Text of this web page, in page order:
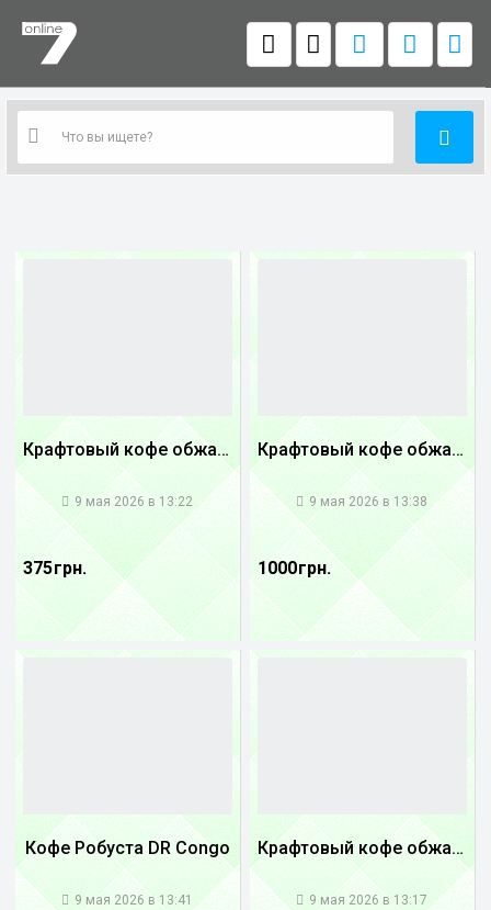
Крафтовый кофе обжареный купаж арабики 5...
9 мая 2026 в 13:22
375 грн.
Крафтовый кофе обжареный Танзания
9 мая 2026 в 13:38
1000 грн.
Кофе Робуста DR Congo
9 мая 2026 в 13:41
Крафтовый кофе обжареный купаж арабики 3...
9 мая 2026 в 13:17